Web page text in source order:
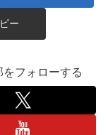
ー
フォローする